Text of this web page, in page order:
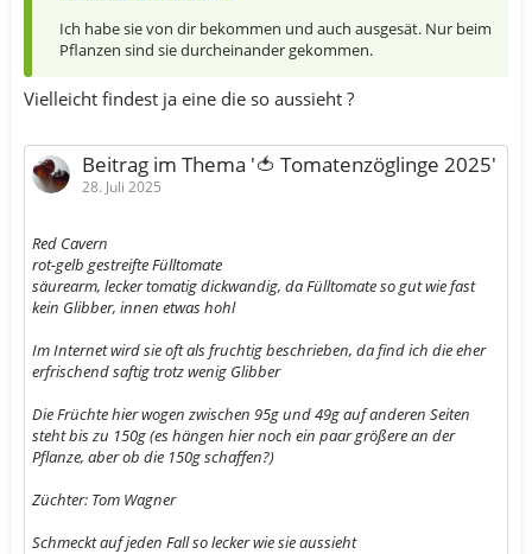
Ich habe sie von dir bekommen und auch ausgesät. Nur beim
Pflanzen sind sie durcheinander gekommen.
Vielleicht findest ja eine die so aussieht ?
Beitrag im Thema '🍅 Tomatenzöglinge 2025'
28. Juli 2025
Red Cavern
rot-gelb gestreifte Fülltomate
säurearm, lecker tomatig dickwandig, da Fülltomate so gut wie fast
kein Glibber, innen etwas hohl
Im Internet wird sie oft als fruchtig beschrieben, da find ich die eher
erfrischend saftig trotz wenig Glibber
Die Früchte hier wogen zwischen 95g und 49g auf anderen Seiten
steht bis zu 150g (es hängen hier noch ein paar größere an der
Pflanze, aber ob die 150g schaffen?)
Züchter: Tom Wagner
Schmeckt auf jeden Fall so lecker wie sie aussieht